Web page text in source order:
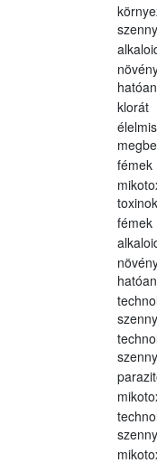
klorát
fémek
toxinok
fémek